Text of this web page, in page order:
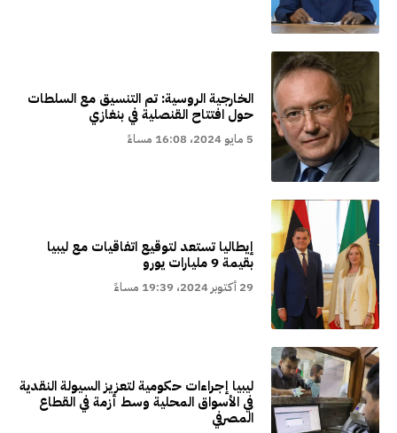
الخارجية الروسية: تم التنسيق مع السلطات
حول افتتاح القنصلية في بنغازي
5 مايو 2024، 16:08 مساءً
إيطاليا تستعد لتوقيع اتفاقيات مع ليبيا
بقيمة 9 مليارات يورو
29 أكتوبر 2024، 19:39 مساءً
ليبيا إجراءات حكومية لتعزيز السيولة النقدية
في الأسواق المحلية وسط أزمة في القطاع
المصرفي